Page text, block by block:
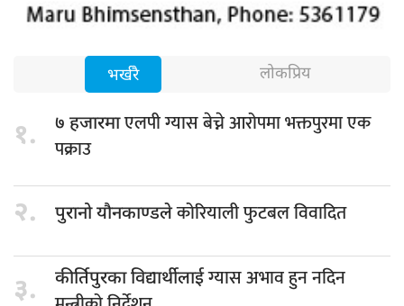
भर्खरै लोकप्रिय
१. ७ हजारमाएलपी ग्यास बेच्ने आरोपमा भक्तपुरमा एक
पक्राउ
२. पुरानो यौनकाण्डलेकोरियाली फुटबल विवादित
३. कीर्तिपुरका विद्यार्थीलाईग्यास अभाव हुन नदिन